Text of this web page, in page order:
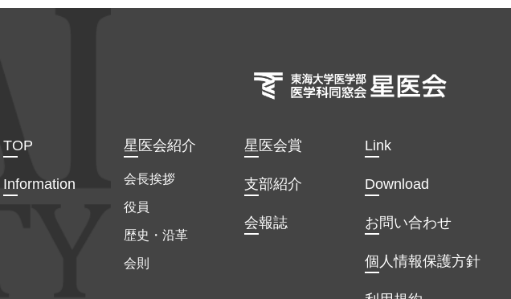
TOP
Information
星医会紹介
会長挨拶
役員
歴史・沿革
会則
星医会賞
支部紹介
会報誌
Link
Download
お問い合わせ
個人情報保護方針